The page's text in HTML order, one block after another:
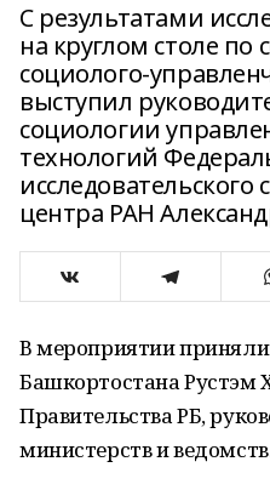
С результатами
на круглом столе
социолого-
выступил
социологии
технологий
исследовательского
центра РАН
В мероприятии приняли
Башкортостана Рустэм
Правительства РБ,
министерств и